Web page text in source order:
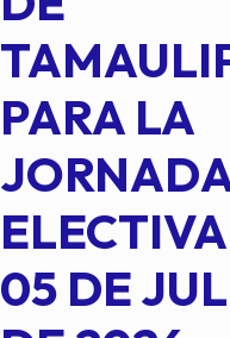
PARA LA
05 DE